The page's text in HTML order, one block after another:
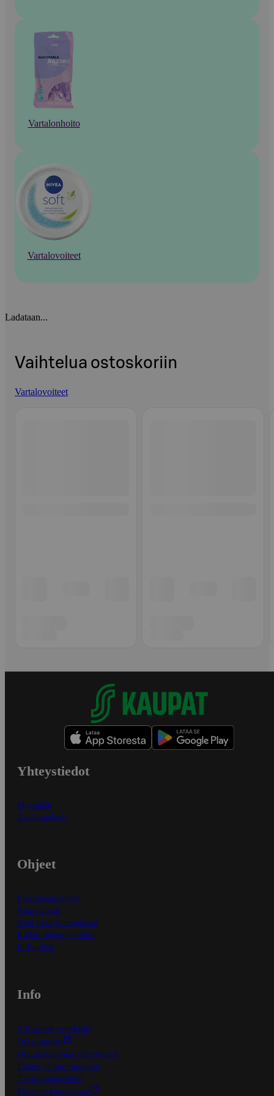
Vartalonhoito
Vartalovoiteet
Ladataan...
Vaihtelua ostoskoriin
Vartalovoiteet
Yhteystiedot
Myymälät
Asiakaspalvelu
Ohjeet
Ensitilaajan ohjeet
Näin maksat
Näin tilaat ja muokkaat
Kaikki ohjeet ja vinkit
In English
Info
S-Business yrityksille
Oiva-raportit
Osuuskauppojen yhteystiedot
Tilaus- ja toimitusehdot
Tietosuojakäytäntö
Palvelun käyttöehdot